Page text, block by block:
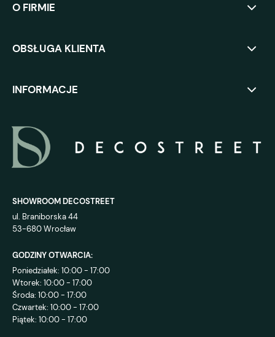
O FIRMIE
OBSŁUGA KLIENTA
INFORMACJE
SHOWROOM DECOSTREET
ul. Braniborska 44
53-680 Wrocław
GODZINY OTWARCIA:
Poniedziałek: 10:00 - 17:00
Wtorek: 10:00 - 17:00
Środa: 10:00 - 17:00
Czwartek: 10:00 - 17:00
Piątek: 10:00 - 17:00